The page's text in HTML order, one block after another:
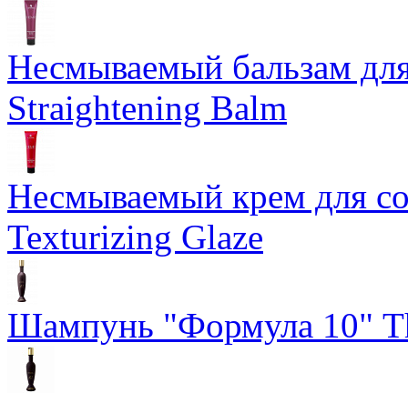
Несмываемый бальзам
Straightening Balm
Несмываемый крем для
Texturizing Glaze
Шампунь "Формула 10"